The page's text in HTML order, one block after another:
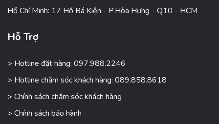
Hồ Chí Minh: 17 Hồ Bá Kiện - P.Hòa Hưng - Q10 - HCM
Hỗ Trợ
> Hotline đặt hàng: 097.988.2246
> Hotline chăm sóc khách hàng: 089.858.8618
> Chính sách chăm sóc khách hàng
> Chính sách bảo hành